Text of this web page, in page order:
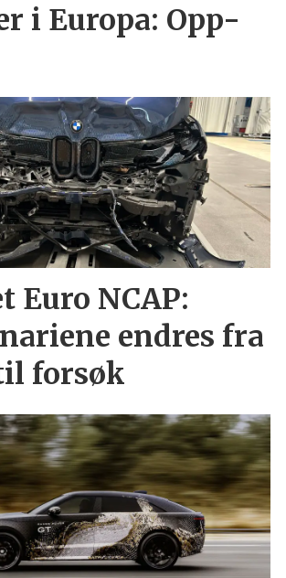
i Europa: Opp-
Euro NCAP:
endres fra
forsøk